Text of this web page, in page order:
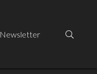
Newsletter